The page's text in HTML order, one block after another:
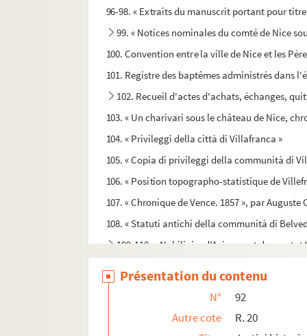
96-98. « Extraits du manuscrit portant pour
99. « Notices nominales du comté de Nice
100. Convention entre la ville de Nice et les
101. Registre des baptêmes administrés dans
102. Recueil d'actes d'achats, échanges,
103. « Un charivari sous le château de Nice,
104. « Privileggi della città di Villafranca »
105. « Copia di privileggi della communità di
106. « Position topographo-statistique de
107. « Chronique de Vence. 1857 », par Auguste
108. « Statuti antichi della communità di
109-110. « Nobiliaire d'Avignon et du comtat
112. « Relazioni d'ambasciatori Veneti sopra li
Présentation du contenu
N°
92
Autre cote
R. 20